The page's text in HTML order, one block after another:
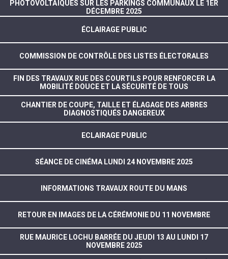
PHOTOVOLTAÏQUES SUR LES PARKINGS COMMUNAUX LE 1ER
DÉCEMBRE 2025
ÉCLAIRAGE PUBLIC
COMMISSION DE CONTRÔLE DES LISTES ÉLECTORALES
FIN DES TRAVAUX RUE DES COURTILS POUR RENFORCER LA
MOBILITÉ DOUCE ET LA SÉCURITÉ DE TOUS
CHANTIER DE COUPE, TAILLE ET ÉLAGAGE DES ARBRES
DIAGNOSTIQUÉS DANGEREUX
ECLAIRAGE PUBLIC
SÉANCE DE CINÉMA LUNDI 24 NOVEMBRE 2025
INFORMATIONS TRAVAUX ROUTE DU MANS
RETOUR EN IMAGES DE LA CÉRÉMONIE DU 11 NOVEMBRE
RUE MAURICE LOCHU BARRÉE DU JEUDI 13 AU LUNDI 17
NOVEMBRE 2025